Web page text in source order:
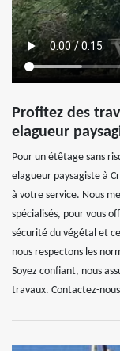
Profitez des
elagueur
Pour un étêtage sans
elagueur paysagiste à
à votre service. Nous
spécialisés, pour vous
sécurité du végétal et
nous respectons les
Soyez confiant, nous
travaux. Contactez-